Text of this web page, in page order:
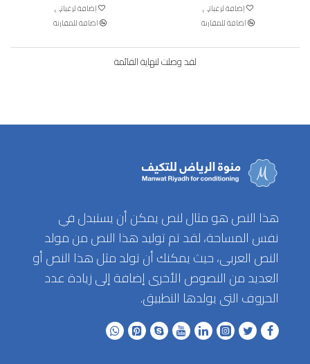
إضافة لرغباتي
اضافة للمقارنة
إضافة لرغباتي
اضافة للمقارنة
لقد وصلت لنهاية القائمة
هذا النص هو مثال لنص يمكن أن يستبدل في
نفس المساحة، لقد تم توليد هذا النص من مولد
النص العربى، حيث يمكنك أن تولد مثل هذا النص أو
العديد من النصوص الأخرى إضافة إلى زيادة عدد
الحروف التى يولدها التطبيق.